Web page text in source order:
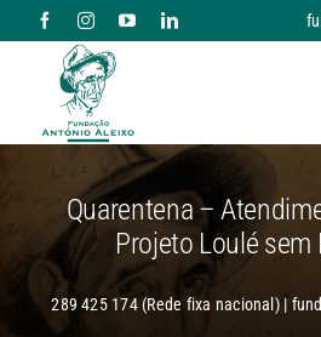
to
content
A FUNDAÇÃO
RESPOSTAS SOCIAIS E SERVIÇOS
NOTÍCIAS
Quarentena –
Projeto Loulé sem
289 425 174 (Rede fixa nacional) |